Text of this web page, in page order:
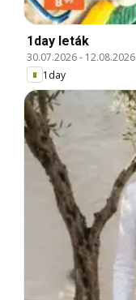
1day leták
30.07.2026- 12.08.2026
1day